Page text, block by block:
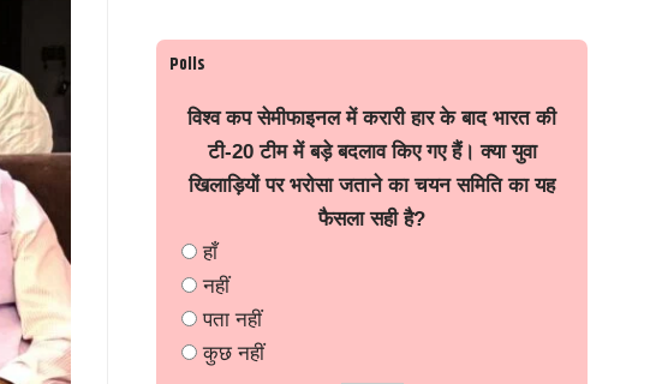
Polls
विश्व कप सेमीफाइनल में करारी हार के बाद भारत की
टी-20 टीम में बड़े बदलाव किए गए हैं। क्या युवा
खिलाड़ियों पर भरोसा जताने का चयन समिति का यह
फैसला सही है?
हाँ
नहीं
पता नहीं
कुछ नहीं